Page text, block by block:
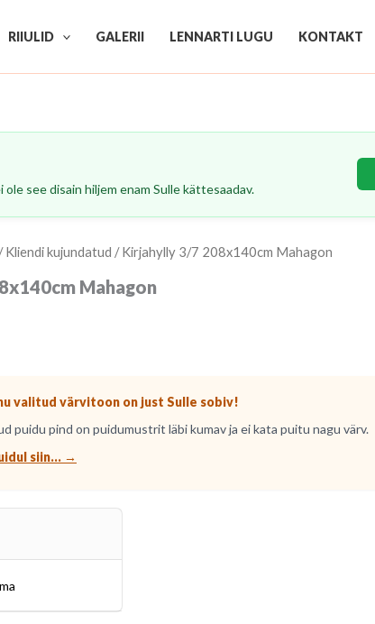
RIIULID GALERII LENNARTI LUGU KONTAKT
see disain hiljem enam Sulle kättesaadav.
/Kliendi kujundatud / Kirjahylly 3/7 208x140cm Mahagon
Mahagon
valitud värvitoon on just Sulle sobiv!
puidu pind on puidumustrit läbi kumav ja ei kata puitu nagu värv.
siin... →